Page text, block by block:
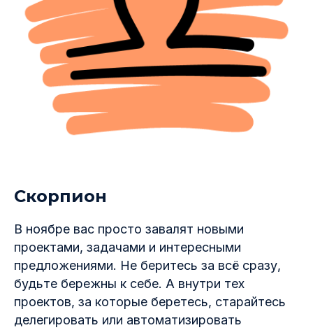
Скорпион
В ноябре вас просто завалят новыми
проектами, задачами и интересными
предложениями. Не беритесь за всё сразу,
будьте бережны к себе. А внутри тех
проектов, за которые беретесь, старайтесь
делегировать или автоматизировать